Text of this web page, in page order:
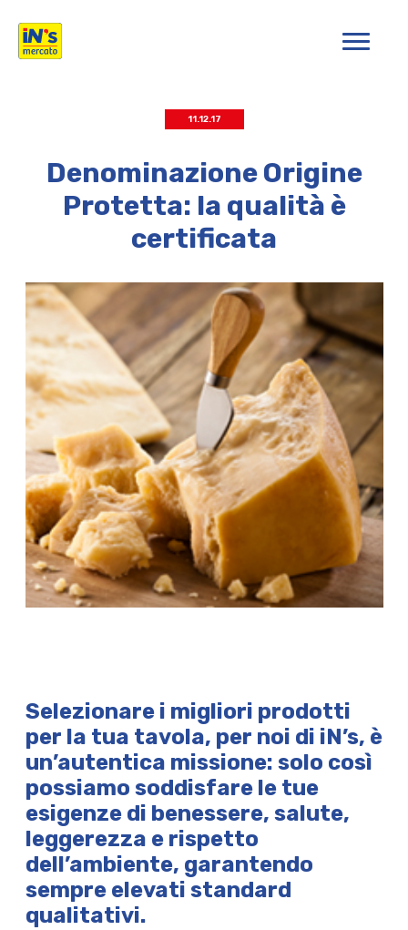
iN's Mercato
11.12.17
Denominazione Origine
Protetta: la qualità è
certificata
Selezionare i migliori prodotti
per la tua tavola, per noi di iN’s, è
un’autentica missione: solo così
possiamo soddisfare le tue
esigenze di benessere, salute,
leggerezza e rispetto
dell’ambiente, garantendo
sempre elevati standard
qualitativi.